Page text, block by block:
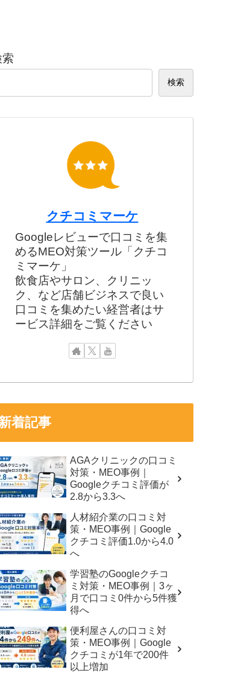
検索
クチコミマーケ
Googleレビューで口コミを集
めるMEO対策ツール「クチコ
ミマーケ」
飲食店やサロン、クリニッ
ク、など店舗ビジネスで良い
口コミを集めたい経営者はサ
ービス詳細をご覧ください
着記事
AGAクリニックの口コミ
対策・MEO事例｜
Googleクチコミ評価が
2.8から3.3へ
人材紹介業の口コミ対
策・MEO事例｜Google
クチコミ評価1.0から4.0
へ
学習塾のGoogleクチコ
ミ対策・MEO事例｜3ヶ
月で口コミ0件から5件獲
得へ
便利屋さんの口コミ対
策・MEO事例｜Google
クチコミが1年で200件
以上増加